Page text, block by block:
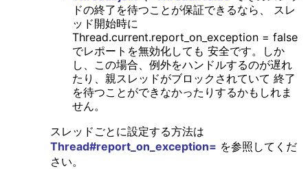
ドの終了を待つことが保証できるなら、 スレ
ッド開始時に
Thread.current.report_on_exception = false
でレポートを無効化しても 安全です。しか
し、この場合、例外をハンドルするのが遅れ
たり、親スレッドがブロックされていて 終了
を待つことができなかったりするかもしれま
せん。
スレッドごとに設定する方法は
Thread#report_on_exception= を参照してくだ
さい。